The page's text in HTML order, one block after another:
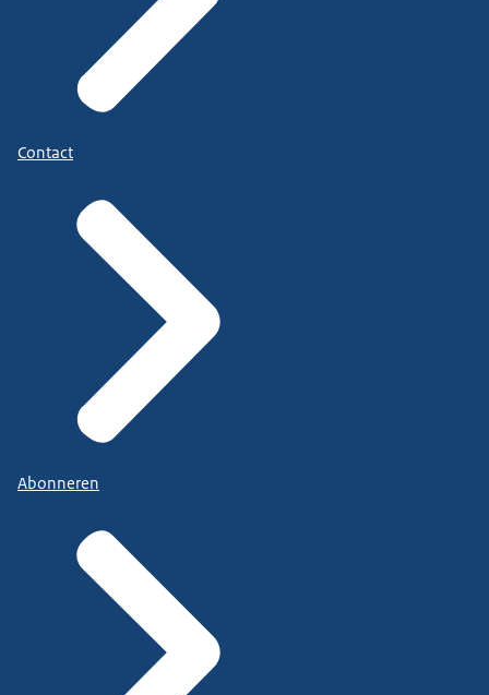
Contact
Abonneren